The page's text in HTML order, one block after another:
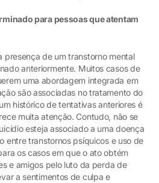
para pessoas que atentam
presença de um transtorno mental
anteriormente. Muitos casos de
uma abordagem integrada em
são associadas no tratamento do
histórico de tentativas anteriores é
muita atenção. Contudo, não se
esteja associado a uma doença
entre transtornos psíquicos e uso de
os casos em que o ato obtém
e amigos pelo luto da perda de
a sentimentos de culpa e